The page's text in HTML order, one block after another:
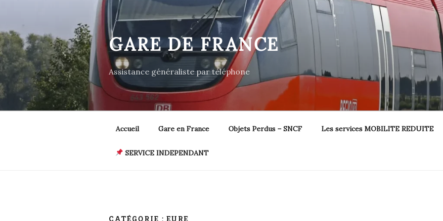
contenu
principal
GARE DE FRANCE
Assistance généraliste par téléphone
Accueil Gare en France Objets Perdus – SNCF Les services MOBILITE REDUITE
SERVICE INDEPENDANT
CATÉGORIE : EURE